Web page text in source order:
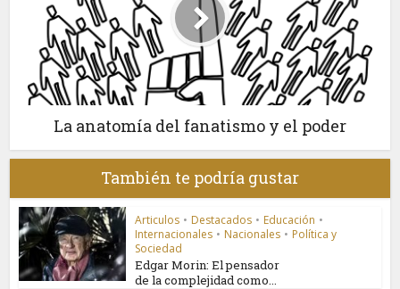
La anatomía del fanatismo y el poder
También te podría gustar
Articulos • Destacados • Educación •
Internacionales • Nacionales • Política y
Sociedad
Edgar Morin: El pensador
de la complejidad como...